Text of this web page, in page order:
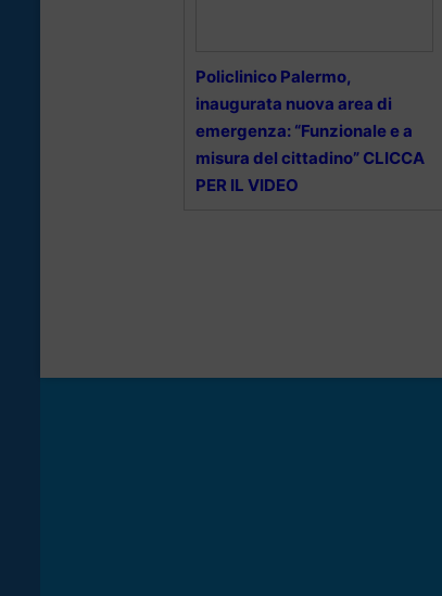
Policlinico Palermo,
inaugurata nuova area di
emergenza: “Funzionale e a
misura del cittadino” CLICCA
PER IL VIDEO